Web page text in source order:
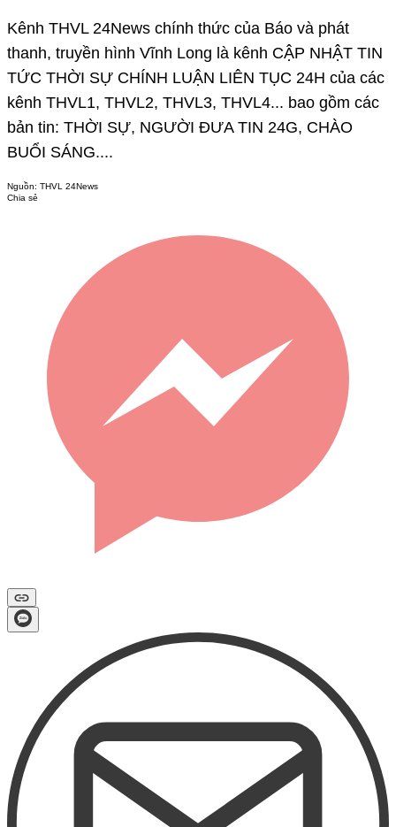
Kênh THVL 24News chính thức của Báo và phát
thanh, truyền hình Vĩnh Long là kênh CẬP NHẬT TIN
TỨC THỜI SỰ CHÍNH LUẬN LIÊN TỤC 24H của các
kênh THVL1, THVL2, THVL3, THVL4... bao gồm các
bản tin: THỜI SỰ, NGƯỜI ĐƯA TIN 24G, CHÀO
BUỔI SÁNG....
Nguồn: THVL 24News
Chia sẻ